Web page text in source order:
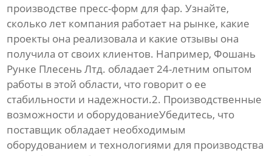
производстве пресс-форм для фар. Узнайте,
сколько лет компания работает на рынке, какие
проекты она реализовала и какие отзывы она
получила от своих клиентов. Например, Фошань
Рунке Плесень Лтд. обладает 24-летним опытом
работы в этой области, что говорит о ее
стабильности и надежности.2. Производственные
возможности и оборудованиеУбедитесь, что
поставщик обладает необходимым
оборудованием и технологиями для производства